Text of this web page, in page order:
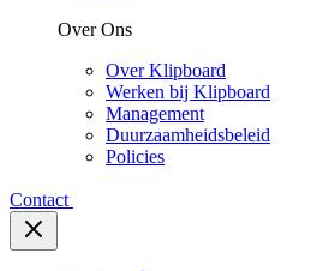
Over Ons
Over Klipboard
Werken bij Klipboard
Management
Duurzaamheidsbeleid
Policies
Contact